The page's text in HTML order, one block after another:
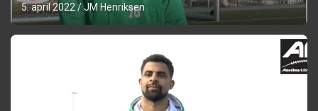
5. april 2022 JM Henriksen